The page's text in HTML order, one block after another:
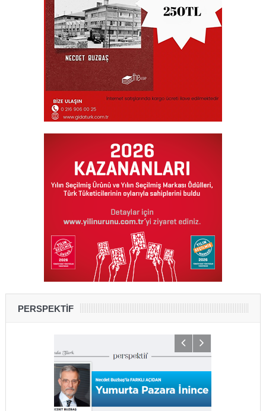
PERSPEKTİF